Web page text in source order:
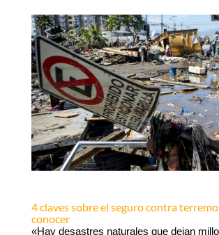
4 claves sobre el seguro contra
conocer
«Hay desastres naturales que dejan